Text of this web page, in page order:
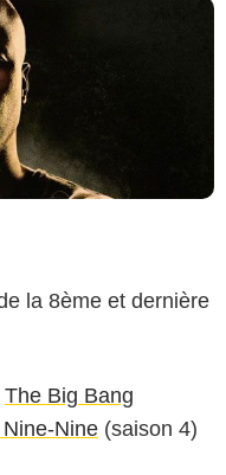
la 8ème et dernière
The Big Bang
Nine (saison 4)